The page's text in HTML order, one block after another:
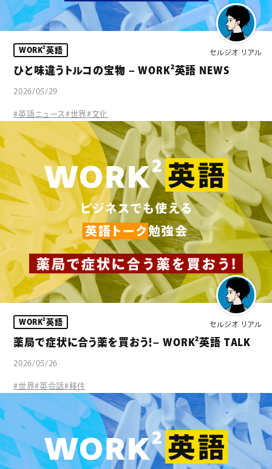
セルジオ リアル
WORK²英語
ひと味違うトルコの宝物 – WORK²英語 NEWS
2026/05/29
#英語ニュース #世界#文化
セルジオ リアル
WORK²英語
薬局で症状に合う薬を買おう！– WORK²英語 TALK
2026/05/26
#世界#英会話#移住